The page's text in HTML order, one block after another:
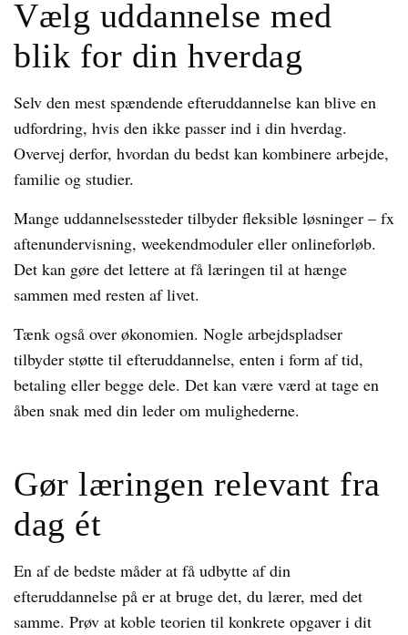
Vælg uddannelse med
blik for din hverdag
Selv den mest spændende efteruddannelse kan blive en
udfordring, hvis den ikke passer ind i din hverdag.
Overvej derfor, hvordan du bedst kan kombinere arbejde,
familie og studier.
Mange uddannelsessteder tilbyder fleksible løsninger – fx
aftenundervisning, weekendmoduler eller onlineforløb.
Det kan gøre det lettere at få læringen til at hænge
sammen med resten af livet.
Tænk også over økonomien. Nogle arbejdspladser
tilbyder støtte til efteruddannelse, enten i form af tid,
betaling eller begge dele. Det kan være værd at tage en
åben snak med din leder om mulighederne.
Gør læringen relevant fra
dag ét
En af de bedste måder at få udbytte af din
efteruddannelse på er at bruge det, du lærer, med det
samme. Prøv at koble teorien til konkrete opgaver i dit